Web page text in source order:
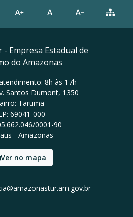
Empresa Estadual de
do Amazonas
8h às 17h
Santos Dumont, 1350
Tarumã
69041-000
0001-90
- Amazonas
Ver no mapa